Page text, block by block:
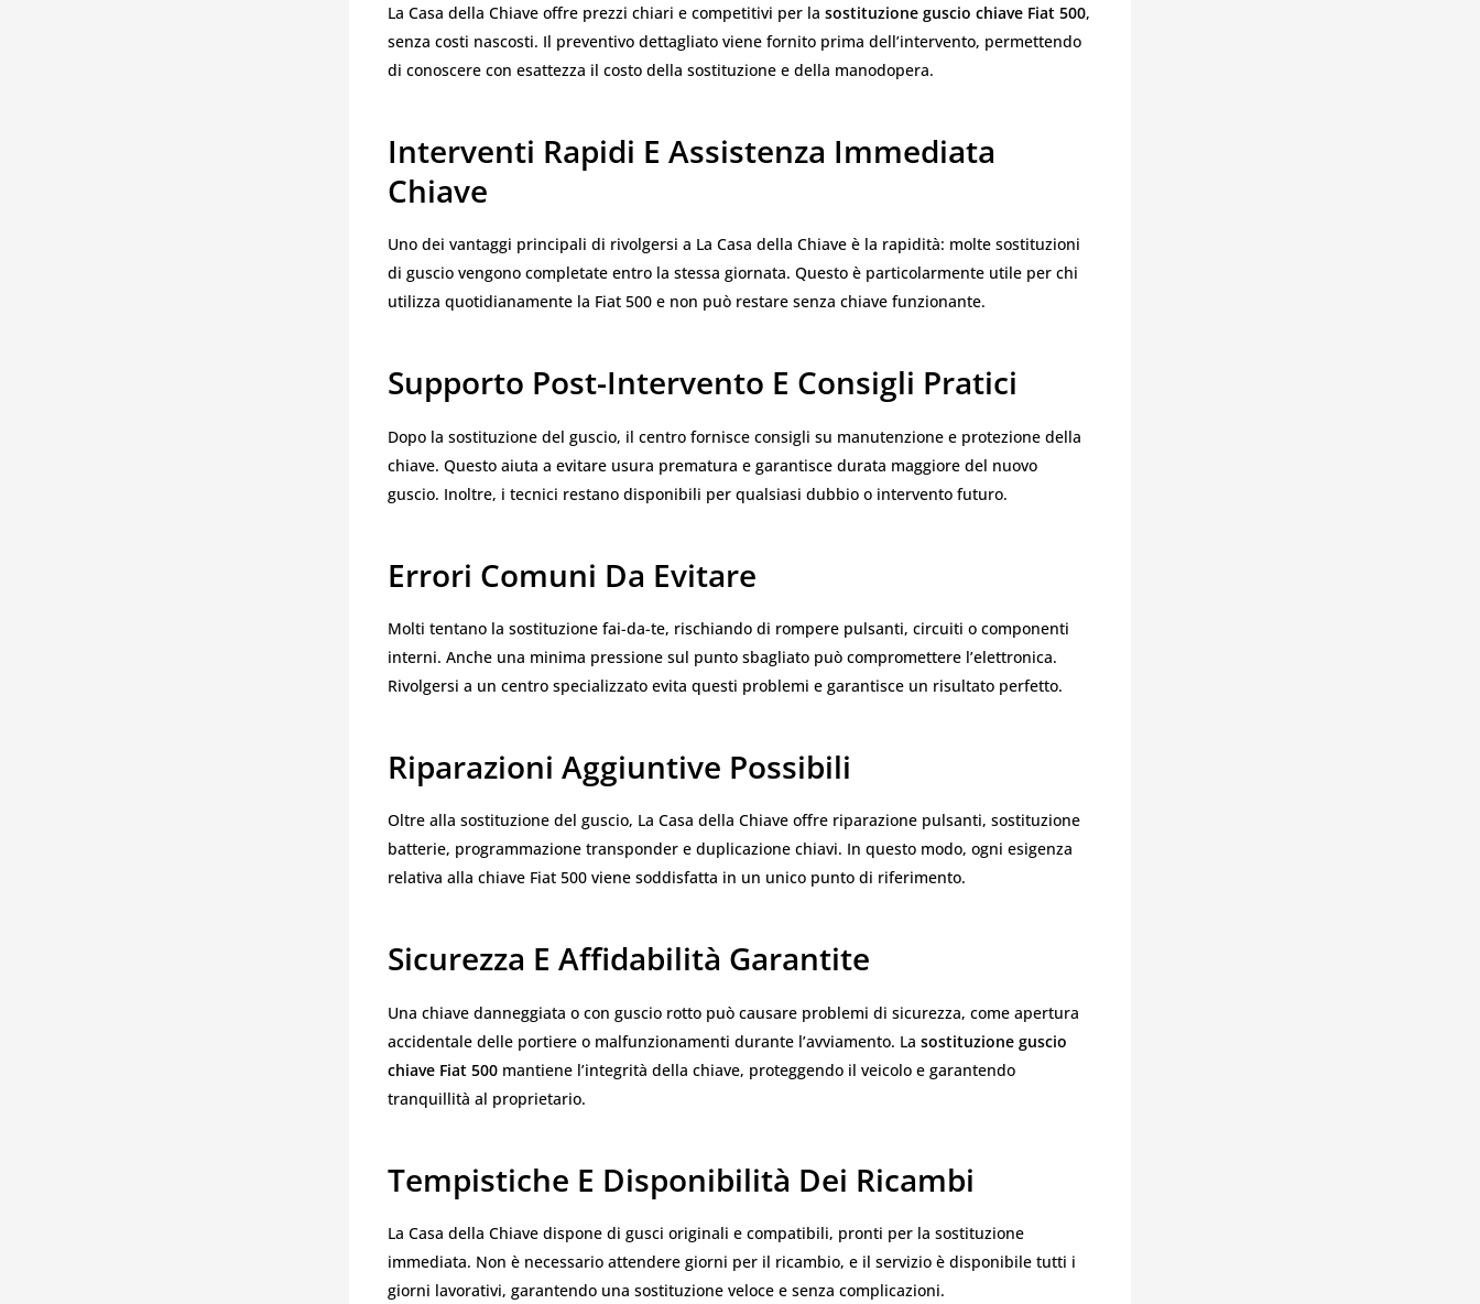
La Casa della Chiave offre prezzi chiari e competitivi per la sostituzione guscio chiave Fiat 500,
senza costi nascosti. Il preventivo dettagliato viene fornito prima dell’intervento, permettendo
di conoscere con esattezza il costo della sostituzione e della manodopera.
Interventi Rapidi E Assistenza Immediata
Chiave
Uno dei vantaggi principali di rivolgersi a La Casa della Chiave è la rapidità: molte sostituzioni
di guscio vengono completate entro la stessa giornata. Questo è particolarmente utile per chi
utilizza quotidianamente la Fiat 500 e non può restare senza chiave funzionante.
Supporto Post-Intervento E Consigli Pratici
Dopo la sostituzione del guscio, il centro fornisce consigli su manutenzione e protezione della
chiave. Questo aiuta a evitare usura prematura e garantisce durata maggiore del nuovo
guscio. Inoltre, i tecnici restano disponibili per qualsiasi dubbio o intervento futuro.
Errori Comuni Da Evitare
Molti tentano la sostituzione fai-da-te, rischiando di rompere pulsanti, circuiti o componenti
interni. Anche una minima pressione sul punto sbagliato può compromettere l’elettronica.
Rivolgersi a un centro specializzato evita questi problemi e garantisce un risultato perfetto.
Riparazioni Aggiuntive Possibili
Oltre alla sostituzione del guscio, La Casa della Chiave offre riparazione pulsanti, sostituzione
batterie, programmazione transponder e duplicazione chiavi. In questo modo, ogni esigenza
relativa alla chiave Fiat 500 viene soddisfatta in un unico punto di riferimento.
Sicurezza E Affidabilità Garantite
Una chiave danneggiata o con guscio rotto può causare problemi di sicurezza, come apertura
accidentale delle portiere o malfunzionamenti durante l’avviamento. La sostituzione guscio
chiave Fiat 500 mantiene l’integrità della chiave, proteggendo il veicolo e garantendo
tranquillità al proprietario.
Tempistiche E Disponibilità Dei Ricambi
La Casa della Chiave dispone di gusci originali e compatibili, pronti per la sostituzione
immediata. Non è necessario attendere giorni per il ricambio, e il servizio è disponibile tutti i
giorni lavorativi, garantendo una sostituzione veloce e senza complicazioni.